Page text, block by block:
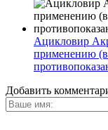
Ацикловир
применению (в
Добавить